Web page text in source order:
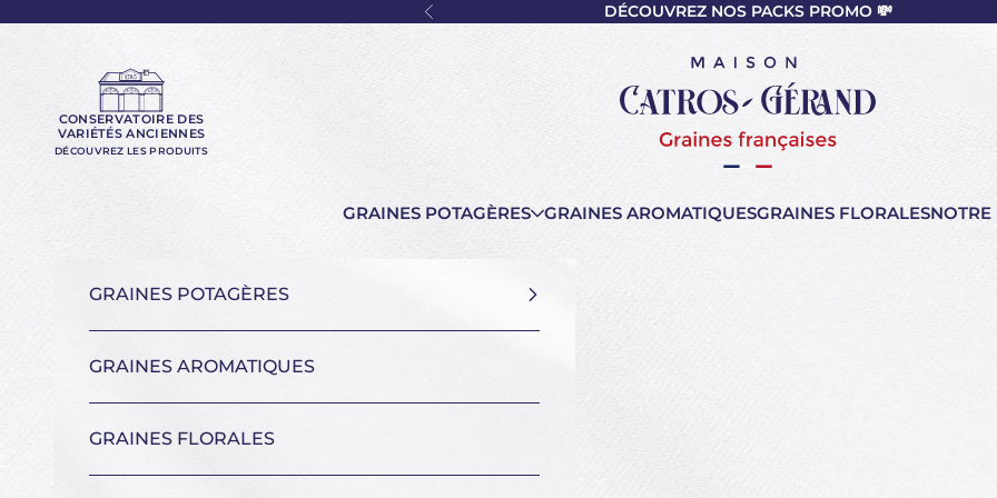
Précédent DÉCOUVREZ NOS PACKS PROMO 💸
Maison Catros-Gérand
CONSERVATOIRE DES
VARIÉTÉS ANCIENNES
DÉCOUVREZ LES PRODUITS
GRAINES POTAGÈRES GRAINES AROMATIQUESGRAINES FLORALESNOTRE
GRAINES POTAGÈRES
GRAINES AROMATIQUES
GRAINES FLORALES